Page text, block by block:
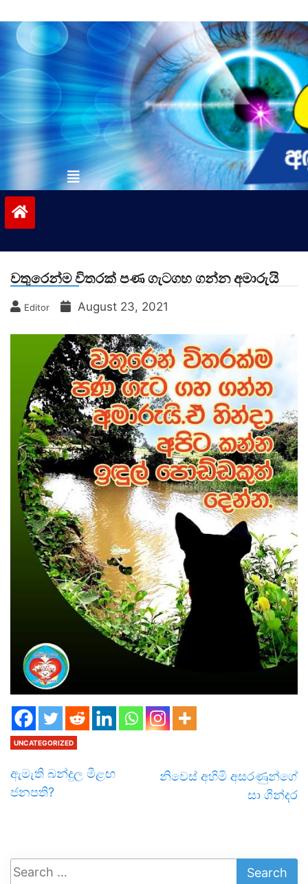
to
contentvinivida.lk
වතුරෙන්ම විතරක් පණ ගැටගහ ගන්න අමාරුයි
Editor August 23, 2021
UNCATEGORIZED
ඇමැති බන්දුල මීළඟ
ජනපති?
නිවෙස් අහිමි අසරණුන්ගේ
සා ගින්දර